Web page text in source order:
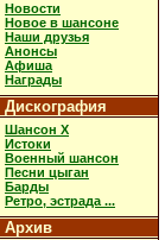
Новости
Новое в шансоне
Наши друзья
Анонсы
Афиша
Награды
Дискография
Шансон X
Истоки
Военный шансон
Песни цыган
Барды
Ретро, эстрада ...
Архив